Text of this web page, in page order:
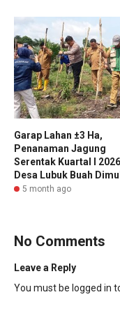
Garap Lahan ±3 Ha,
Penanaman Jagung
Serentak Kuartal I
Desa Lubuk Buah
5 month ago
No Comments
Leave a Reply
You must be logged in